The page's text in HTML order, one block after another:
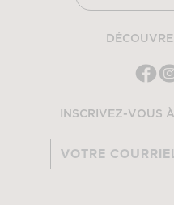
INSCRIVEZ-VOUS